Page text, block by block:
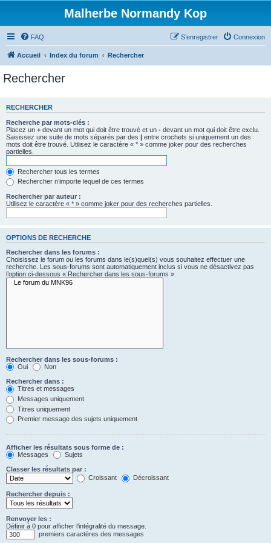
Malherbe Normandy Kop
FAQ Connexion
S’enregistrer
Accueil Index du forum Rechercher
Rechercher
RECHERCHER
Recherche par mots-clés :
Placez un + devant un mot qui doit être trouvé et un - devant un mot qui doit être exclu.
Saisissez une suite de mots séparés par des | entre crochets si uniquement un des
mots doit être trouvé. Utilisez le caractère « * » comme joker pour des recherches
partielles.
Rechercher tous les termes
Rechercher n’importe lequel de ces termes
Rechercher par auteur :
Utilisez le caractère « * » comme joker pour des recherches partielles.
OPTIONS DE RECHERCHE
Rechercher dans les forums :
Choisissez le forum ou les forums dans le(s)quel(s) vous souhaitez effectuer une
recherche. Les sous-forums sont automatiquement inclus si vous ne désactivez pas
l’option ci-dessous « Rechercher dans les sous-forums ».
Rechercher dans les sous-forums :
Oui
Non
Rechercher dans :
Titres et messages
Messages uniquement
Titres uniquement
Premier message des sujets uniquement
Afficher les résultats sous forme de :
Messages
Sujets
Classer les résultats par :
Croissant
Décroissant
Rechercher depuis :
Renvoyer les :
Définir à 0 pour afficher l’intégralité du message.
premiers caractères des messages